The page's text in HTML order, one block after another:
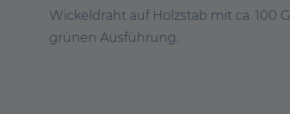
Wickeldraht auf Holzstab mit ca. 100
grünen Ausführung.